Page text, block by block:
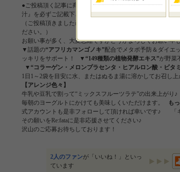
●ご投稿頂く記事に商品URL【https://refata.com/lp/
汁』を必ずご記載下さい♪
（ご投稿頂きました画像や感想は、今後弊社のHP・広告
ださい。）
お願い事が多く、大変恐縮ですがどうかよろしくお願い
▼話題の“アフリカマンゴノキ”配合でメタボ予防＆ダイ
ッキリをサポート！ ▼ “149種類の植物発酵エキス”が野菜
▼ “コラーゲン・メロンプラセンタ・ヒアルロン酸・ビタ
1日1～2袋を目安に水、またはぬるま湯に溶かしてお召し上
【アレンジ色々】
牛乳や豆乳で割って“ミックスフルーツラテ”の出来上がり♪
毎朝のヨーグルトにかけても美味しくいただけます。
も
式アカウントも是非フォローして頂ければ幸いです♪ 「
その願いをRe:fataに是非応援させてください♪
沢山のご応募お待ちしております！
2人のファンが「いいね！」といっ
ています